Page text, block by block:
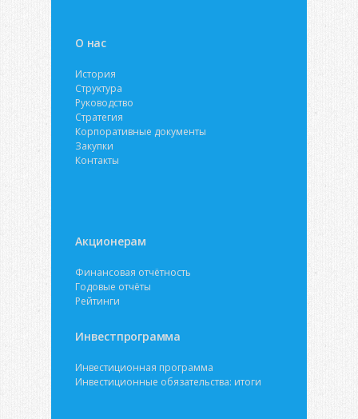
О нас
История
Структура
Руководство
Стратегия
Корпоративные документы
Закупки
Контакты
Акционерам
Финансовая отчётность
Годовые отчёты
Рейтинги
Инвестпрограмма
Инвестиционная программа
Инвестиционные обязательства: итоги